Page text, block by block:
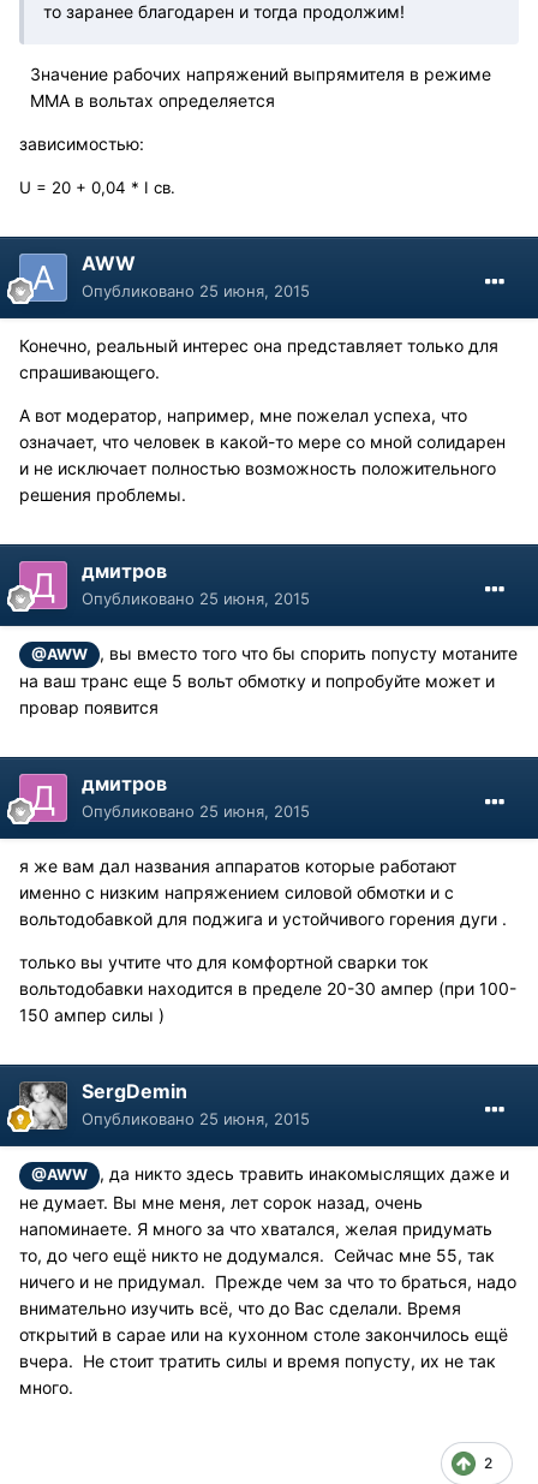
то заранее благодарен и тогда продолжим!
Значение рабочих напряжений выпрямителя в режиме
ММА в вольтах определяется
зависимостью:
U = 20 + 0,04 * I св.
AWW
Опубликовано 25 июня, 2015
Конечно, реальный интерес она представляет только для
спрашивающего.
А вот модератор, например, мне пожелал успеха, что
означает, что человек в какой-то мере со мной солидарен
и не исключает полностью возможность положительного
решения проблемы.
дмитров
Опубликовано 25 июня, 2015
@AWW
, вы вместо того что бы спорить попусту мотаните
на ваш транс еще 5 вольт обмотку и попробуйте может и
провар появится
дмитров
Опубликовано 25 июня, 2015
я же вам дал названия аппаратов которые работают
именно с низким напряжением силовой обмотки и с
вольтодобавкой для поджига и устойчивого горения дуги .
только вы учтите что для комфортной сварки ток
вольтодобавки находится в пределе 20-30 ампер (при 100-
150 ампер силы )
SergDemin
Опубликовано 25 июня, 2015
@AWW
, да никто здесь травить инакомыслящих даже и
не думает. Вы мне меня, лет сорок назад, очень
напоминаете. Я много за что хватался, желая придумать
то, до чего ещё никто не додумался. Сейчас мне 55, так
ничего и не придумал. Прежде чем за что то браться, надо
внимательно изучить всё, что до Вас сделали. Время
открытий в сарае или на кухонном столе закончилось ещё
вчера. Не стоит тратить силы и время попусту, их не так
много.
2